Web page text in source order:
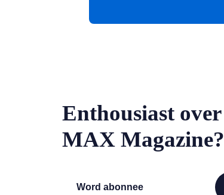
Enthousiast over
MAX Magazine?
Word abonnee